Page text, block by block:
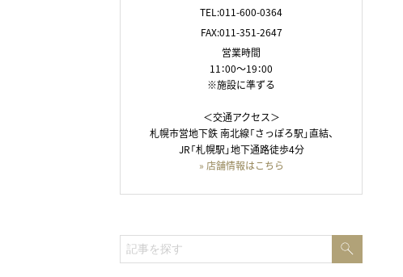
TEL:011-600-0364
FAX:011-351-2647
営業時間
11：00～19：00
※施設に準ずる
＜交通アクセス＞
札幌市営地下鉄 南北線「さっぽろ駅」直結、
JR「札幌駅」地下通路徒歩4分
» 店舗情報はこちら
検
索: